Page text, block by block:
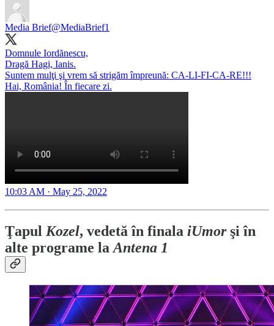
Media Brief@MediaBrief1
Domnule Iordănescu,
Dragă Hagi, Ianis.
Suntem mulţi şi vrem să strigăm împreună: CA-LI-FI-CA-RE!!!
Hai, România! În fiecare zi.
10:03 AM · May 25, 2022
Ţapul Kozel, vedetă în finala iUmorşi în
alte programe la Antena 1